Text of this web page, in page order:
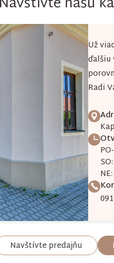
Už
ďalšiu
Radi
SO:
NE:
Navštívte predajňu